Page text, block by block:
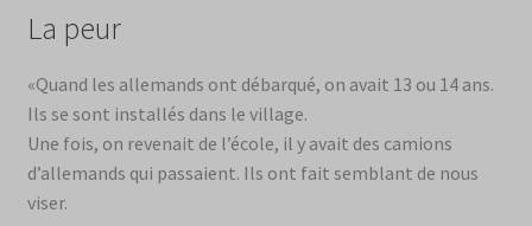
La peur
«Quand les allemands ont débarqué, on avait 13 ou 14 ans.
Ils se sont installés dans le village.
Une fois, on revenait de l’école, il y avait des camions
d’allemands qui passaient. Ils ont fait semblant de nous
viser.